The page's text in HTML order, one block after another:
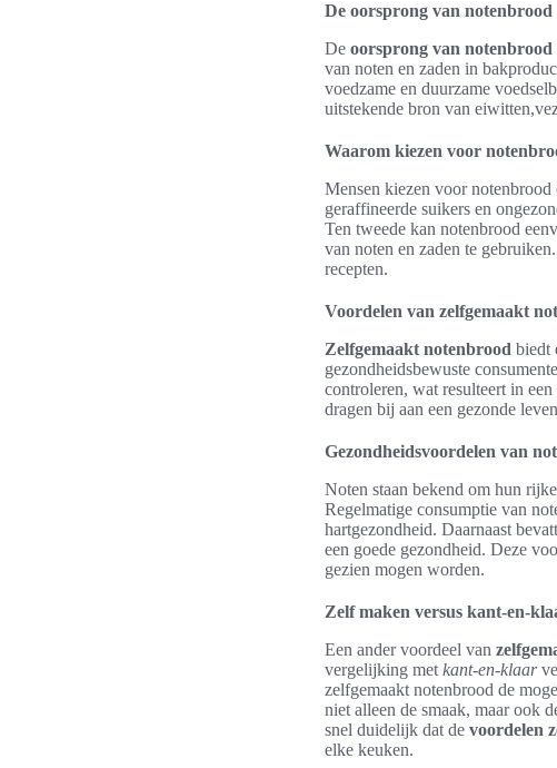
De oorsprong van notenbrood
De oorsprong van notenbrood
van noten en zaden in
voedzame en duurzame
uitstekende bron van
Waarom kiezen voor
Mensen kiezen voor notenbrood
geraffineerde suikers en
Ten tweede kan notenbrood
van noten en zaden te
recepten.
Voordelen van zelfgemaakt
Zelfgemaakt notenbrood biedt
gezondheidsbewuste
controleren, wat resulteert in
dragen bij aan een gezonde
Gezondheidsvoordelen van
Noten staan bekend om hun
Regelmatige consumptie van
hartgezondheid. Daarnaast
een goede gezondheid. Deze
gezien mogen worden.
Zelf maken versus kant-en-
Een ander voordeel van
vergelijking met kant-en-klaar
zelfgemaakt notenbrood de
niet alleen de smaak, maar ook
snel duidelijk dat de voordelen
elke keuken.